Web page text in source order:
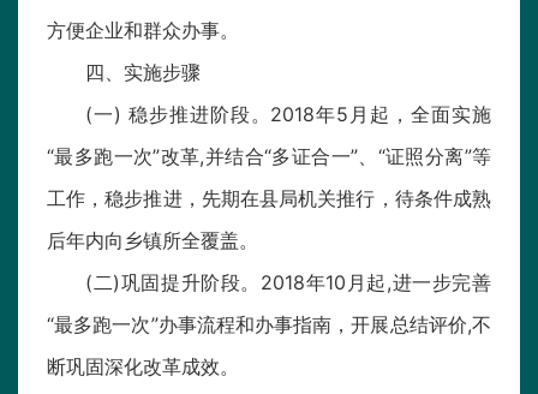
方便企业和群众办事。
四、实施步骤
(一) 稳步推进阶段。2018年5月起，全面实施
“最多跑一次”改革,并结合“多证合一”、“证照分离”等
工作，稳步推进，先期在县局机关推行，待条件成熟
后年内向乡镇所全覆盖。
(二)巩固提升阶段。2018年10月起,进一步完善
“最多跑一次”办事流程和办事指南，开展总结评价,不
断巩固深化改革成效。